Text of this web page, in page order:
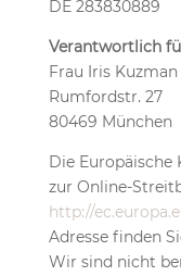
DE 283830889
Verantwortlich
Frau Iris Kuzman
Rumfordstr. 27
80469 München
Die
zur Online-
http://
Adresse finden
Wir sind nicht